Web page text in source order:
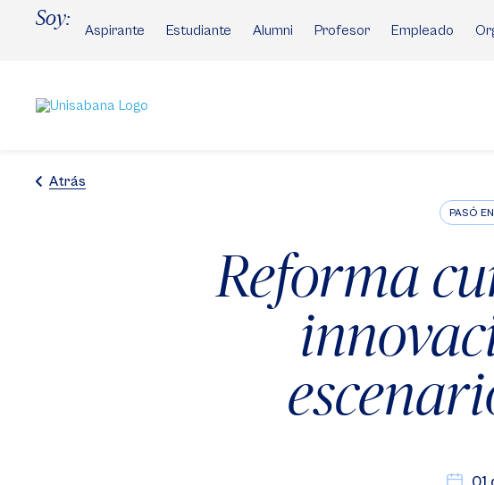
Soy:
Aspirante Estudiante Alumni Profesor Empleado
Atrás
PASÓ
Reforma